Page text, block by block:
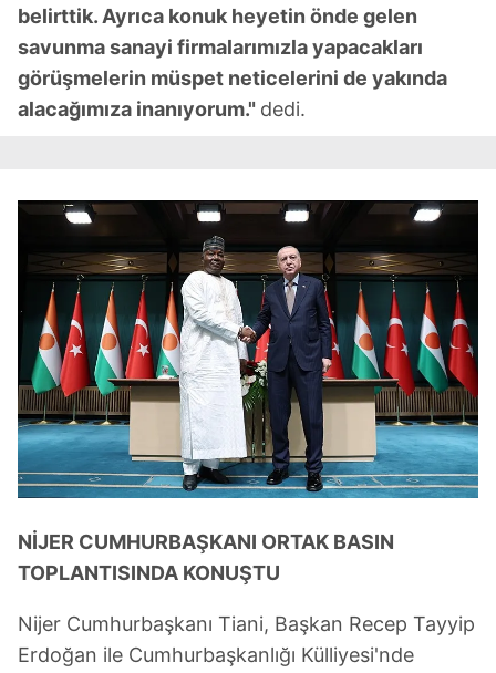
belirttik. Ayrıca konuk heyetin önde gelen
savunma sanayi firmalarımızla yapacakları
görüşmelerin müspet neticelerini de yakında
alacağımıza inanıyorum." dedi.
NİJER CUMHURBAŞKANI ORTAK BASIN
TOPLANTISINDA KONUŞTU
Nijer Cumhurbaşkanı Tiani, Başkan Recep Tayyip
Erdoğan ile Cumhurbaşkanlığı Külliyesi'nde